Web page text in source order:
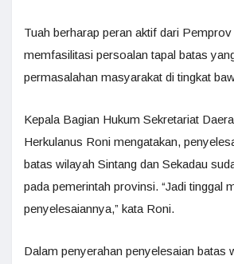
Tuah berharap peran aktif dari
memfasilitasi persoalan tapal batas
permasalahan masyarakat di tingkat
Kepala Bagian Hukum Sekretariat
Herkulanus Roni mengatakan,
batas wilayah Sintang dan Sekadau
pada pemerintah provinsi. “Jadi tinggal
penyelesaiannya,” kata Roni.
Dalam penyerahan penyelesaian batas